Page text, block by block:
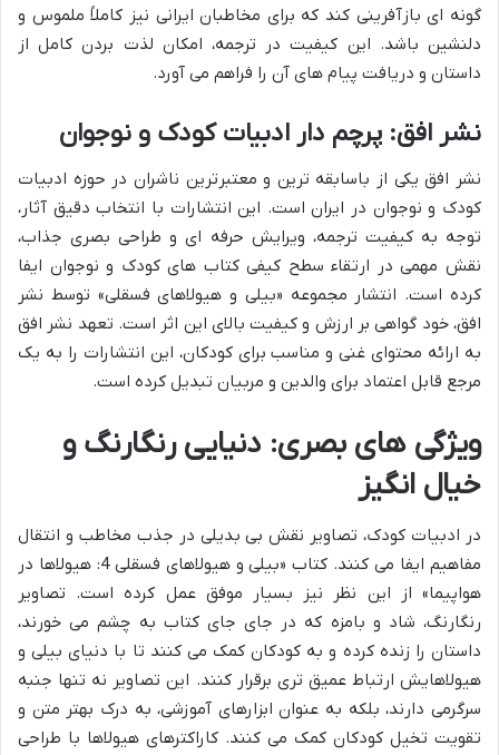
گونه ای بازآفرینی کند که برای مخاطبان ایرانی نیز کاملاً ملموس و
دلنشین باشد. این کیفیت در ترجمه، امکان لذت بردن کامل از
داستان و دریافت پیام های آن را فراهم می آورد.
نشر افق: پرچم دار ادبیات کودک و نوجوان
نشر افق یکی از باسابقه ترین و معتبرترین ناشران در حوزه ادبیات
کودک و نوجوان در ایران است. این انتشارات با انتخاب دقیق آثار،
توجه به کیفیت ترجمه، ویرایش حرفه ای و طراحی بصری جذاب،
نقش مهمی در ارتقاء سطح کیفی کتاب های کودک و نوجوان ایفا
کرده است. انتشار مجموعه «بیلی و هیولاهای فسقلی» توسط نشر
افق، خود گواهی بر ارزش و کیفیت بالای این اثر است. تعهد نشر افق
به ارائه محتوای غنی و مناسب برای کودکان، این انتشارات را به یک
مرجع قابل اعتماد برای والدین و مربیان تبدیل کرده است.
ویژگی های بصری: دنیایی رنگارنگ و
خیال انگیز
در ادبیات کودک، تصاویر نقش بی بدیلی در جذب مخاطب و انتقال
مفاهیم ایفا می کنند. کتاب «بیلی و هیولاهای فسقلی 4: هیولاها در
هواپیما» از این نظر نیز بسیار موفق عمل کرده است. تصاویر
رنگارنگ، شاد و بامزه که در جای جای کتاب به چشم می خورند،
داستان را زنده کرده و به کودکان کمک می کنند تا با دنیای بیلی و
هیولاهایش ارتباط عمیق تری برقرار کنند. این تصاویر نه تنها جنبه
سرگرمی دارند، بلکه به عنوان ابزارهای آموزشی، به درک بهتر متن و
تقویت تخیل کودکان کمک می کنند. کاراکترهای هیولاها با طراحی